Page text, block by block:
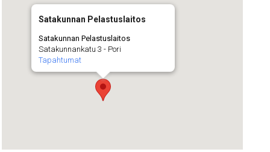
Satakunnan Pelastuslaitos
Satakunnan Pelastuslaitos
Satakunnankatu 3 - Pori
Tapahtumat